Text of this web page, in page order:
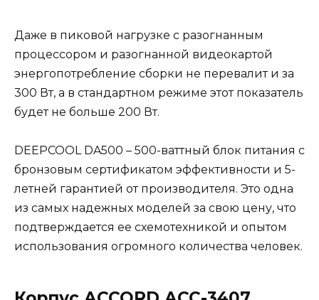
Даже в пиковой нагрузке с разогнанным
процессором и разогнанной видеокартой
энергопотребление сборки не перевалит и за
300 Вт, а в стандартном режиме этот показатель
будет не больше 200 Вт.
DEEPCOOL DA500 – 500-ваттный блок питания с
бронзовым сертификатом эффективности и 5-
летней гарантией от производителя. Это одна
из самых надежных моделей за свою цену, что
подтверждается ее схемотехникой и опытом
использования огромного количества человек.